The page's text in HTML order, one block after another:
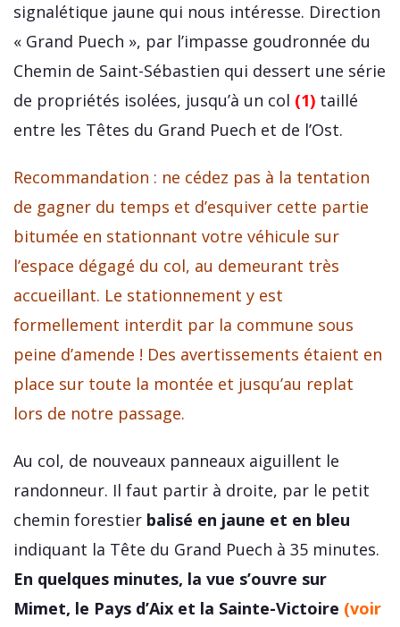
signalétique jaune qui nous intéresse. Direction
« Grand Puech », par l’impasse goudronnée du
Chemin de Saint-Sébastien qui dessert une série
de propriétés isolées, jusqu’à un col (1) taillé
entre les Têtes du Grand Puech et de l’Ost.
Recommandation : ne cédez pas à la tentation
de gagner du temps et d’esquiver cette partie
bitumée en stationnant votre véhicule sur
l’espace dégagé du col, au demeurant très
accueillant. Le stationnement y est
formellement interdit par la commune sous
peine d’amende ! Des avertissements étaient en
place sur toute la montée et jusqu’au replat
lors de notre passage.
Au col, de nouveaux panneaux aiguillent le
randonneur. Il faut partir à droite, par le petit
chemin forestier balisé en jaune et en bleu
indiquant la Tête du Grand Puech à 35 minutes.
En quelques minutes, la vue s’ouvre sur
Mimet, le Pays d’Aix et la Sainte-Victoire (voir